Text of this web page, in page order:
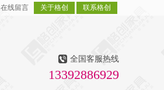
在线留言 关于格创 联系格创
全国客服热线
13392886929